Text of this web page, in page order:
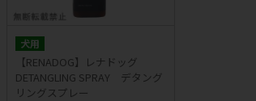
犬用
【RENADOG】レナドッグ
DETANGLING SPRAY デタング
リングスプレー